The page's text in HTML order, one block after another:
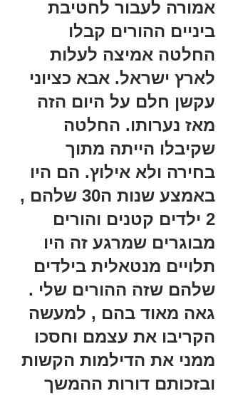
אמורה לעבור לחטיבת
ביניים ההורים קבלו
החלטה אמיצה לעלות
לארץ ישראל. אבא כציוני
עקשן חלם על היום הזה
מאז נערותו. החלטה
שקיבלו הייתה מתוך
בחירה ולא אילוץ. הם היו
באמצע שנות ה30 שלהם ,
2 ילדים קטנים והורים
מבוגרים שמרגע זה היו
תלויים מנטאלית בילדים
שלהם שזה ההורים שלי .
גאה מאוד בהם , למעשה
הקריבו את עצמם וחסכו
ממני את הדילמות הקשות
ובזכותם דורות ההמשך